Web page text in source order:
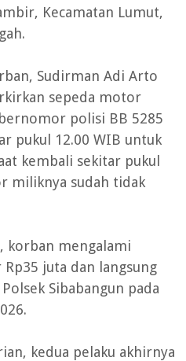
Kecamatan Lumut,
Sudirman Adi Arto
sepeda motor
polisi BB 5285
pukul 12.00 WIB untuk
kembali sekitar pukul
miliknya sudah tidak
korban mengalami
juta dan langsung
Sibabangun pada
kedua pelaku akhirnya